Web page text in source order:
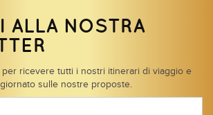
ALLA NOSTRA
per ricevere tutti i nostri itinerari di viaggio e
sulle nostre proposte.